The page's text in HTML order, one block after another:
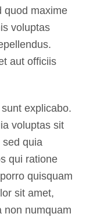
quod maxime
voluptas
aut officiis
explicabo.
voluptas sit
quia
qui ratione
quisquam
sit amet,
non numquam